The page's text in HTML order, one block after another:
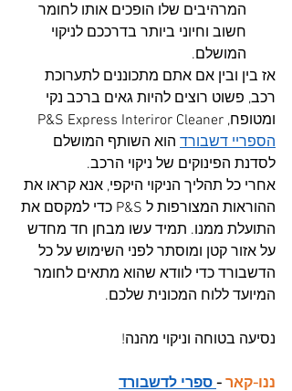
המרהיבים שלו הופכים אותו לחומר
חשוב וחיוני ביותר בדרככם לניקוי
המושלם.
אז בין ובין אם אתם מתכוננים לתערוכת
רכב, פשוט רוצים להיות גאים ברכב נקי
ומטופח, P&S Express Interiror Cleaner
הספריי דשבורד הוא השותף המושלם
לסדנת הפינוקים של ניקוי הרכב.
אחרי כל תהליך הניקוי היקפי, אנא קראו את
ההוראות המצורפות ל P&S כדי למקסם את
התועלת ממנו. תמיד עשו מבחן חד מחדש
על אזור קטן ומוסתר לפני השימוש על כל
הדשבורד כדי לוודא שהוא מתאים לחומר
המיועד ללוח המכונית שלכם.
נסיעה בטוחה וניקוי מהנה!
ננו-קאר - ספרי לדשבורד